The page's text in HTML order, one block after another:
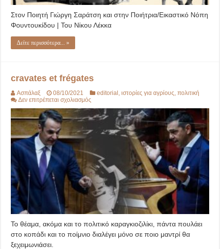
Στον Ποιητή Γιώργη Σαράτση και στην Ποιήτρια/Εικαστικό Νόπη
Φουντουκίδου | Του Νίκου Λέκκα
Δείτε περισσότερα... »
cravates et frégates
Ασπάλαξ 08/10/2021 editorial ,ιστορίες για αγρίους,πολιτική
Δεν επιτρέπεται σχολιασμός
frégates
Το θέαμα, ακόμα και το πολιτικό καραγκιοζιλίκι, πάντα πουλάει
στο κοπάδι και το ποίμνιο διαλέγει μόνο σε ποιο μαντρί θα
ξεχειμωνιάσει.